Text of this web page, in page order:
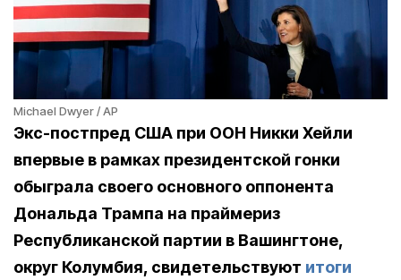
Michael Dwyer / AP
Экс-постпред США при ООН Никки Хейли
впервые в рамках президентской гонки
обыграла своего основного оппонента
Дональда Трампа на праймериз
Республиканской партии в Вашингтоне,
округ Колумбия, свидетельствуют итоги